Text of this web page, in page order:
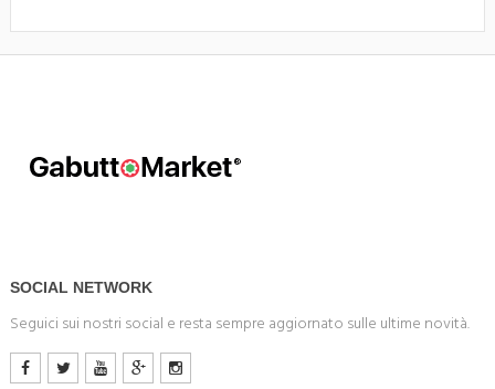
SOCIAL NETWORK
Seguici sui nostri social e resta sempre aggiornato sulle ultime novità.